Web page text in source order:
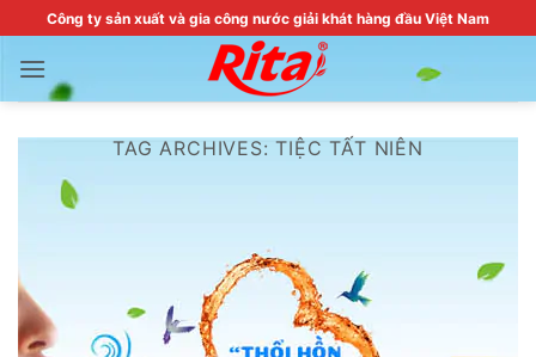
to
content
Công ty sản xuất và gia công nước giải khát hàng đầu Việt Nam
TAG ARCHIVES:TIỆC TẤT NIÊN